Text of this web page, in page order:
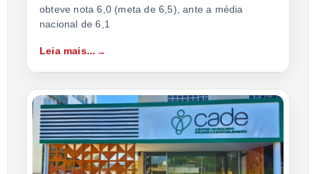
obteve nota 6,0 (meta de 6,5), ante a média
nacional de 6,1
Leia mais...